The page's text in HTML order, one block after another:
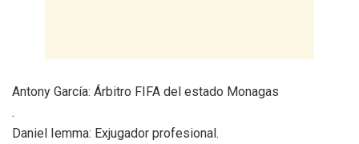
​Antony García: Árbitro FIFA del estado Monagas
.
​Daniel Iemma: Exjugador profesional.